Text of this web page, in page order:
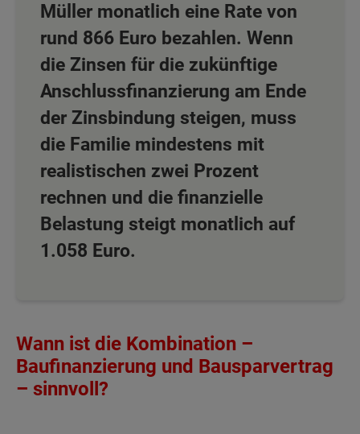
Müller monatlich eine Rate von
rund 866 Euro bezahlen. Wenn
die Zinsen für die zukünftige
Anschlussfinanzierung am Ende
der Zinsbindung steigen, muss
die Familie mindestens mit
realistischen zwei Prozent
rechnen und die finanzielle
Belastung steigt monatlich auf
1.058 Euro.
Wann ist die Kombination –
Baufinanzierung und Bausparvertrag
– sinnvoll?